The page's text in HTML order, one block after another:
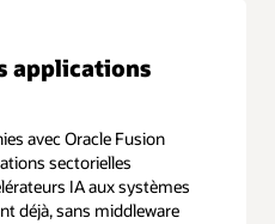
applications
avec Oracle Fusion
sectorielles
IA aux systèmes
déjà, sans middleware